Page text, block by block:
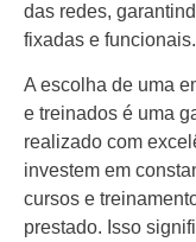
das redes,
fixadas e funcionais.
A escolha de uma
e treinados é uma
realizado com
investem em
cursos e
prestado. Isso